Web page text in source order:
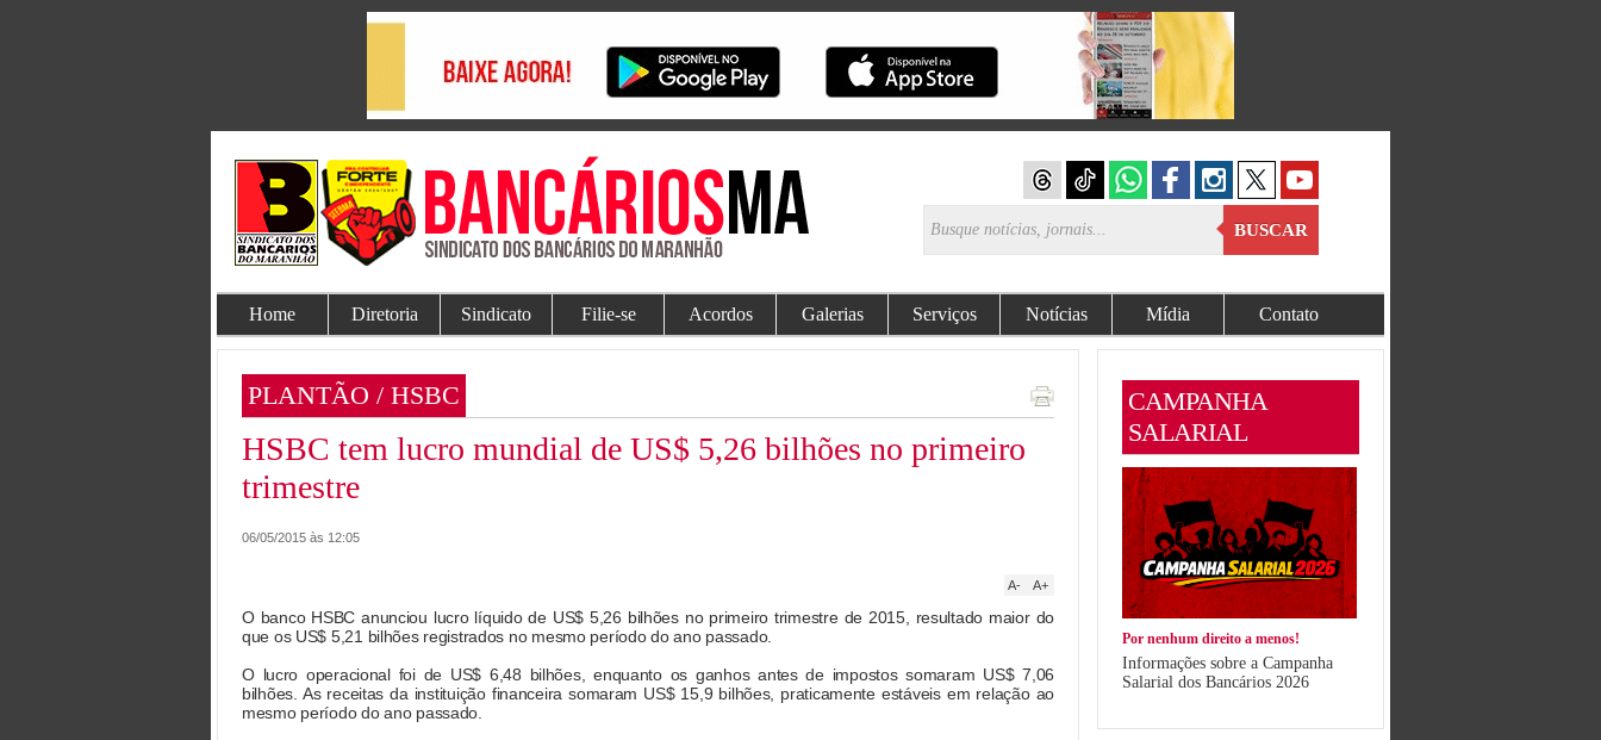
BUSCAR
Home Diretoria Sindicato Filie-se Acordos Galerias Serviços Notícias Mídia Contato
PLANTÃO / HSBC
HSBC tem lucro mundial de US$ 5,26 bilhões no primeiro
trimestre
06/05/2015 às 12:05
A+
A-
O banco HSBC anunciou lucro líquido de US$ 5,26 bilhões no primeiro trimestre de 2015, resultado maior do
que os US$ 5,21 bilhões registrados no mesmo período do ano passado.
O lucro operacional foi de US$ 6,48 bilhões, enquanto os ganhos antes de impostos somaram US$ 7,06
bilhões. As receitas da instituição financeira somaram US$ 15,9 bilhões, praticamente estáveis em relação ao
mesmo período do ano passado.
CAMPANHA
SALARIAL
Por nenhum direito a menos!
Informações sobre a Campanha
Salarial dos Bancários 2026